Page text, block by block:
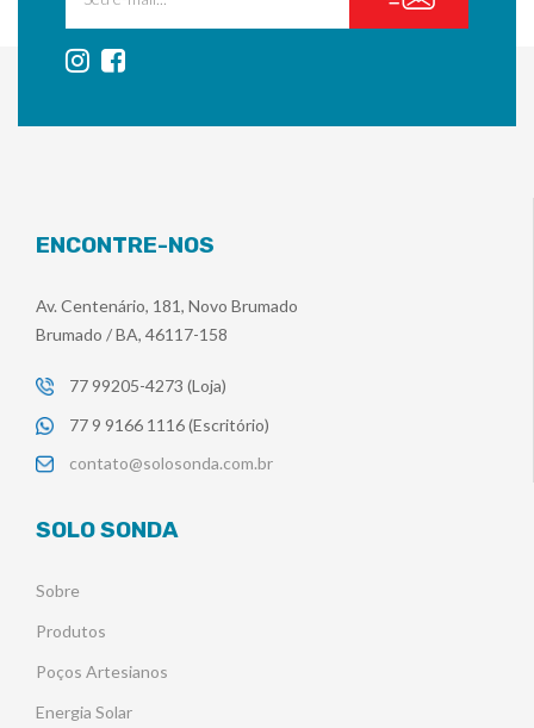
ENCONTRE-NOS
Av. Centenário, 181, Novo Brumado
Brumado / BA, 46117-158
77 99205-4273 (Loja)
77 9 9166 1116 (Escritório)
contato@solosonda.com.br
SOLO SONDA
Sobre
Produtos
Poços Artesianos
Energia Solar